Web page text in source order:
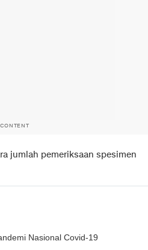
jumlah pemeriksaan spesimen
Nasional Covid-19